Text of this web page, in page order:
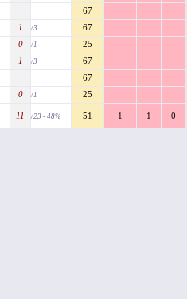
67
1 /3 67
0 /1 25
1 /3 67
67
0 /1 25
11 /23 - 48% 51 1 1 0